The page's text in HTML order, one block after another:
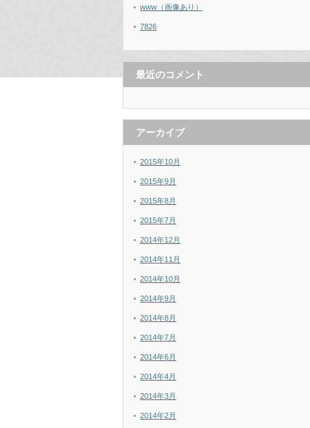
www（画像あり）
7826
最近のコメント
アーカイブ
2015年10月
2015年9月
2015年8月
2015年7月
2014年12月
2014年11月
2014年10月
2014年9月
2014年8月
2014年7月
2014年6月
2014年4月
2014年3月
2014年2月